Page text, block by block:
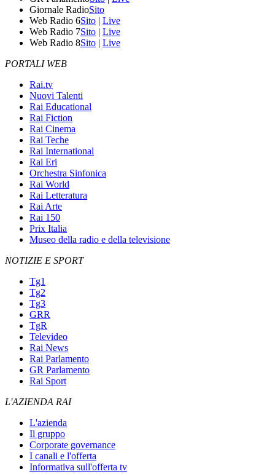
Giornale RadioSito
Web Radio 6Sito | Live
Web Radio 7Sito | Live
Web Radio 8Sito | Live
PORTALI WEB
Rai.tv
Nuovi Talenti
Rai Educational
Rai Fiction
Rai Cinema
Rai Teche
Rai International
Rai Eri
Orchestra Sinfonica
Rai World
Rai Letteratura
Rai Arte
Rai 150
Prix Italia
Museo della radio e della televisione
NOTIZIE E SPORT
Tg1
Tg2
Tg3
GRR
TgR
Televideo
Rai News
Rai Parlamento
GR Parlamento
Rai Sport
L'AZIENDA RAI
L'azienda
Il gruppo
Corporate governance
I canali e l'offerta
Informativa sull'offerta tv